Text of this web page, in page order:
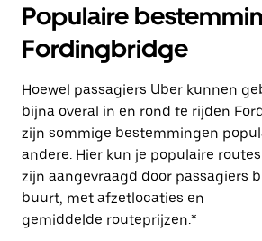
Populaire
Fordingbridge
Hoewel passagiers Uber kunnen
bijna overal in en rond te rijden
zijn sommige bestemmingen
andere. Hier kun je populaire
zijn aangevraagd door passagiers
buurt, met afzetlocaties en
gemiddelde routeprijzen.*